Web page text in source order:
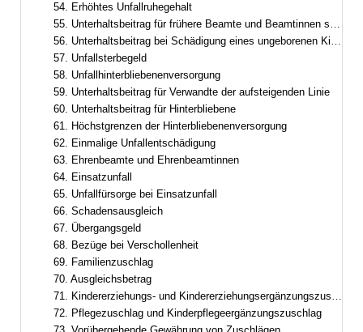
54. Erhöhtes Unfallruhegehalt
55. Unterhaltsbeitrag für frühere Beamte und Beamtinnen sowie frühere Ruhestandsbeamte und Ruhestandsbeamtinnen
56. Unterhaltsbeitrag bei Schädigung eines ungeborenen Kindes
57. Unfallsterbegeld
58. Unfallhinterbliebenenversorgung
59. Unterhaltsbeitrag für Verwandte der aufsteigenden Linie
60. Unterhaltsbeitrag für Hinterbliebene
61. Höchstgrenzen der Hinterbliebenenversorgung
62. Einmalige Unfallentschädigung
63. Ehrenbeamte und Ehrenbeamtinnen
64. Einsatzunfall
65. Unfallfürsorge bei Einsatzunfall
66. Schadensausgleich
67. Übergangsgeld
68. Bezüge bei Verschollenheit
69. Familienzuschlag
70. Ausgleichsbetrag
71. Kindererziehungs- und Kindererziehungsergänzungszuschlag
72. Pflegezuschlag und Kinderpflegeergänzungszuschlag